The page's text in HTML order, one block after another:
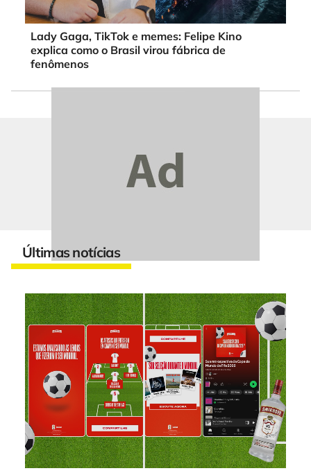
Lady Gaga, TikTok e memes: Felipe Kino
explica como o Brasil virou fábrica de
fenômenos
Últimas notícias